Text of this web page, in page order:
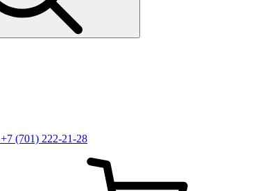
+7 (701) 222-21-28